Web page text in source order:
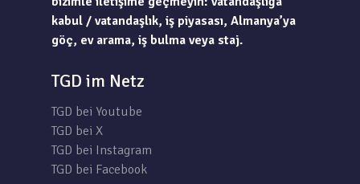
kabul / vatandaşlık, iş piyasası, Almanya’ya
göç, ev arama, iş bulma veya staj.
TGD im Netz
TGD bei Youtube
TGD bei X
TGD bei Instagram
TGD bei Facebook